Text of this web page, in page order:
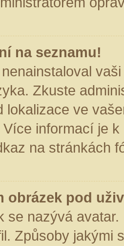
na seznamu!
Zkuste
lokalizace ve
informací je
na stránkách
obrázek pod
se nazývá
Způsoby jakými